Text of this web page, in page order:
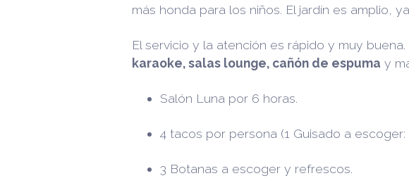
más honda para los niños. El jardín es amplio,
El servicio y la atención es rápido y muy
karaoke, salas lounge, cañón de espuma y
Salón Luna por 6 horas.
4 tacos por persona (1 Guisado a
3 Botanas a escoger y refrescos.